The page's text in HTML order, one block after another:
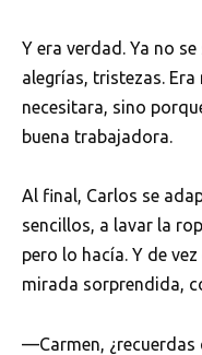
Y era verdad. Ya no
alegrías, tristezas.
necesitara, sino
buena trabajadora.
Al final, Carlos se
sencillos, a lavar la
pero lo hacía. Y de
mirada sorprendida,
—Carmen, ¿recuerdas